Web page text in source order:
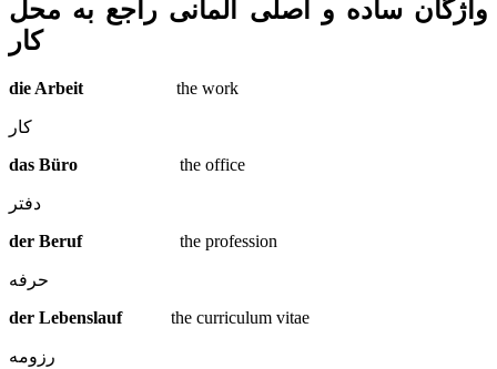
واژگان ساده و اصلی آلمانی راجع به محل
کار
die Arbeit the work
کار
das Büro
the office
دفتر
der Beruf
the profession
حرفه
der Lebenslauf
the curriculum vitae
رزومه